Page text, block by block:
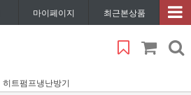
마이페이지 최근본상품
히트펌프냉난방기